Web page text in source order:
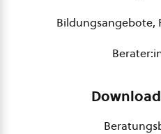
Bildungsangebote,